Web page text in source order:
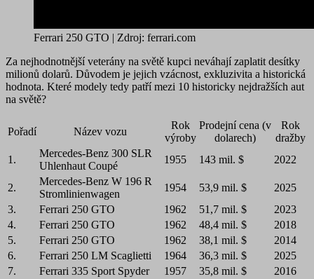
Ferrari 250 GTO | Zdroj: ferrari.com
Za nejhodnotnější veterány na světě kupci neváhají zaplatit desítky
milionů dolarů. Důvodem je jejich vzácnost, exkluzivita a historická
hodnota. Které modely tedy patří mezi 10 historicky nejdražších aut
na světě?
Pořadí Název vozu
Rok
výroby
Prodejní cena (v
dolarech)
Rok
dražby
1.
Mercedes-Benz 300 SLR
Uhlenhaut Coupé
1955 143 mil. $ 2022
2.
Mercedes-Benz W 196 R
Stromlinienwagen
1954 53,9 mil. $
2025
3.
Ferrari 250 GTO 1962 51,7 mil. $
2023
4.
Ferrari 250 GTO 1962 48,4 mil. $
2018
5.
Ferrari 250 GTO 1962 38,1 mil. $
2014
6.
Ferrari 250 LM Scaglietti 1964 36,3 mil. $
2025
7.
Ferrari 335 Sport Spyder 1957 35,8 mil. $
2016